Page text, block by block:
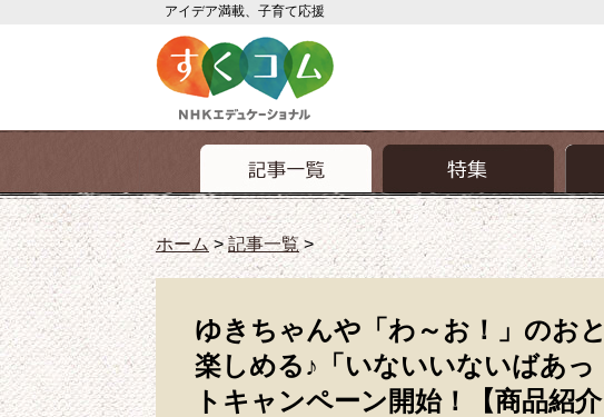
アイデア満載、子育て応援
ホーム>記事一覧>
ゆきちゃんや「わ～お！」のおともだちの衣装が楽し
ゆきちゃんや「わ～お！」のお
楽しめる♪「いないいないばあっ
トキャンペーン開始！【商品紹介